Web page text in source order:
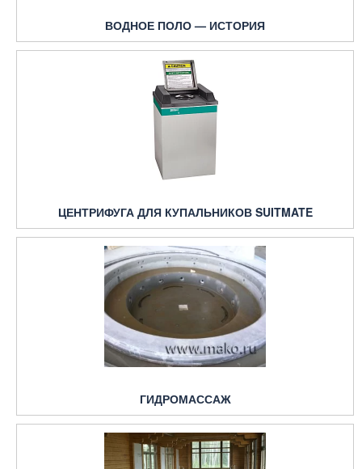
ВОДНОЕ ПОЛО — ИСТОРИЯ
ЦЕНТРИФУГА ДЛЯ КУПАЛЬНИКОВ SUITMATE
ГИДРОМАССАЖ